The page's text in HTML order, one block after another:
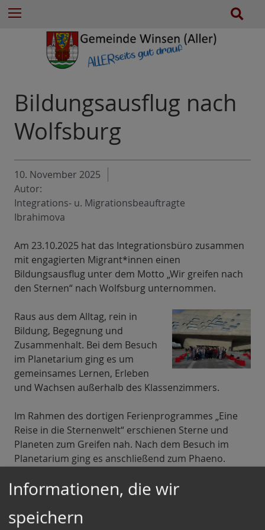
n
a
c
Bildungsausflug nach
Wolfsburg
10. November 2025
Autor:
Integrations- u. Migrationsbeauftragte
Ibrahimova
Am 23.10.2025 hat das Integrationsbüro zusammen
mit engagierten Migrant*innen einen
Bildungsausflug unter dem Motto „Wir greifen nach
den Sternen“ nach Wolfsburg unternommen.
Raus aus dem Alltag, rein in
Bildung, Begegnung und
Zusammenhalt. Bei dem Besuch
im Planetarium ging es um
gemeinsames Lernen, Erleben
und Wachsen außerhalb des Klassenzimmers.
Im Rahmen des dortigen Ferienprogrammes „Eine
Reise in die Sternenwelt“ erschienen Sterne und
Planeten zum Greifen nah. Nach dem Besuch im
Planetarium ging es anschließend zum Phaeno.
Das Phaeno ist eine interaktive
Wissenschaftsausstellung, das sogenannte Science
Center. Hier kann jeder Besucher in die Welt der
Informationen, die wir
speichern